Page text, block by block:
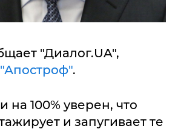
"Диалог.UA",
"Апостроф".
на 100% уверен, что
и запугивает те